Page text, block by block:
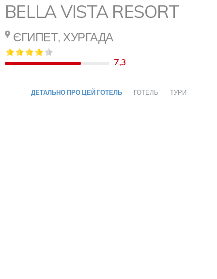
BELLA VISTA RESORT
ЄГИПЕТ, ХУРГАДА
7,3
ДЕТАЛЬНО ПРО ЦЕЙ ГОТЕЛЬ ГОТЕЛЬ ТУРИ